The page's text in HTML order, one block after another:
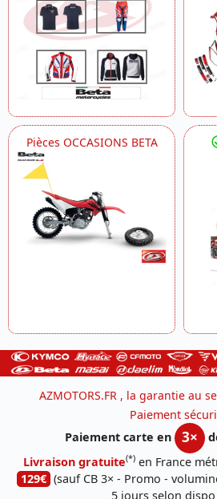
Pièces OCCASIONS BETA
AZMOTORS.FR , la garantie au
Paiement
Paiement carte en
3×
Livraison gratuite(*) en France
129€ (sauf CB 3× - Promo -
5 jours selon